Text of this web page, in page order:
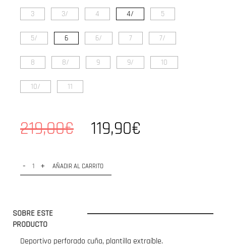
3 3/ 4 4/ 5
5/ 6 6/ 7 7/
8 8/ 9 9/ 10
10/ 11
219,00€ 119,90€
- + AÑADIR AL CARRITO
SOBRE ESTE
PRODUCTO
Deportivo perforado cuña, plantilla extraíble.